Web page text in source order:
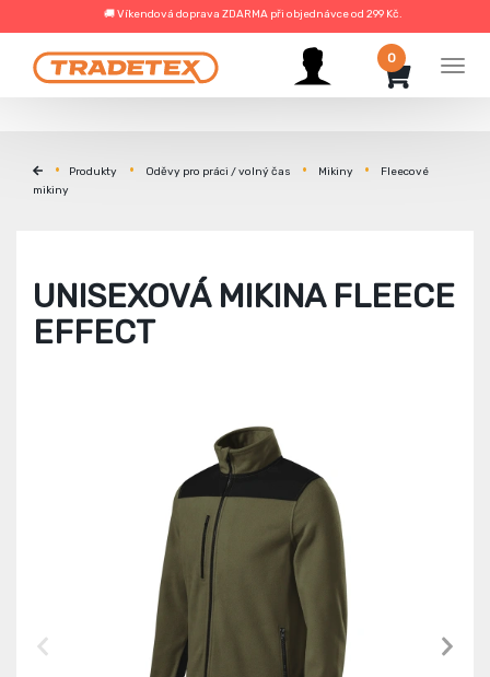
🚚 Víkendová doprava ZDARMA při objednávce od 299 Kč.
0
Produkty Oděvy pro práci / volný čas Mikiny
Fleecové
mikiny
UNISEXOVÁ MIKINA FLEECE
EFFECT